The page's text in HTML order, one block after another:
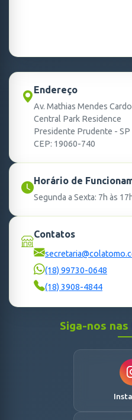
Endereço
Av. Mathias Mendes
Central Park Residence
Presidente Prudente - SP
CEP: 19060-740
Horário de
Segunda a Sexta: 7h às
Contatos
(18) 99730-0648
(18) 3908-4844
Siga-nos nas